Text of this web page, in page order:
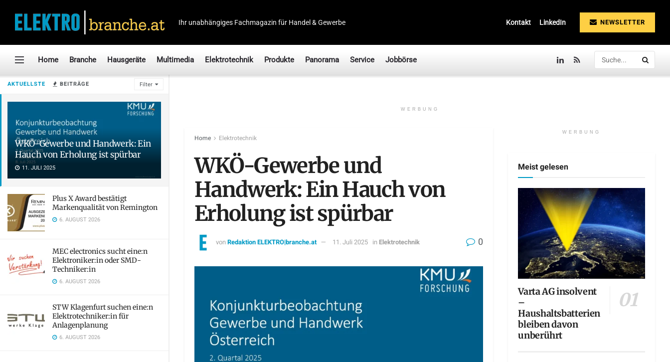
AKTUELLSTE BEITRÄGE Filter
WKÖ-Gewerbe und Handwerk: Ein
Hauch von Erholung ist spürbar
11. JULI 2025
Plus X Award bestätigt
Markenqualität von Remington
6. AUGUST 2026
MEC electronics sucht eine:n
Elektroniker:in oder SMD-
Techniker:in
6. AUGUST 2026
STW Klagenfurt suchen eine:n
Elektrotechniker:in für
Anlagenplanung
6. AUGUST 2026
Ihr unabhängiges Fachmagazin für Handel & Gewerbe Kontakt LinkedIn NEWSLETTER
Home Branche Hausgeräte Multimedia Elektrotechnik Produkte Panorama Service Jobbörse
WERBUNG
Home Elektrotechnik
WKÖ-Gewerbe und
Handwerk: Ein Hauch von
Erholung ist spürbar
vonRedaktion ELEKTRO|branche.at 11. Juli 2025 in Elektrotechnik 0
WERBUNG
Meist gelesen
Varta AG insolvent
–
Haushaltsbatterien
bleiben davon
unberührt